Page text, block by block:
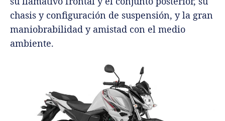
chasis y configuración de suspensión, y la gran
maniobrabilidad y amistad con el medio
ambiente.